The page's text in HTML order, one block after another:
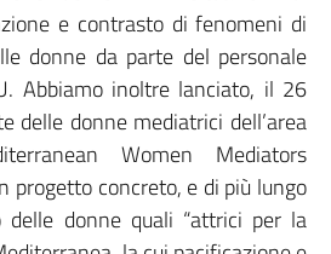
e contrasto di fenomeni di
donne da parte del personale
Abbiamo inoltre lanciato, il 26
delle donne mediatrici dell’area
Women Mediators
progetto concreto, e di più lungo
donne quali “attrici per la